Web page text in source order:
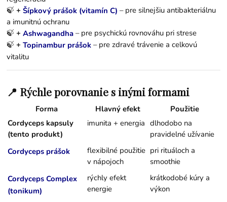
🍃+Šípkový prášok (vitamín C) – pre silnejšiu antibakteriálnu
a imunitnú ochranu
🍃+Ashwagandha – pre psychickú rovnováhu pri strese
🍃+Topinambur prášok – pre zdravé trávenie a celkovú
vitalitu
📍 Rýchle porovnanie s inými formami
Forma Hlavný efekt
Použitie
Cordyceps kapsuly
(tento produkt)
imunita + energia dlhodobo na
pravidelné užívanie
Cordyceps prášok
flexibilné použitie
v nápojoch
pri rituáloch a
smoothie
Cordyceps Complex
(tonikum)
rýchly efekt
energie
krátkodobé kúry a
výkon